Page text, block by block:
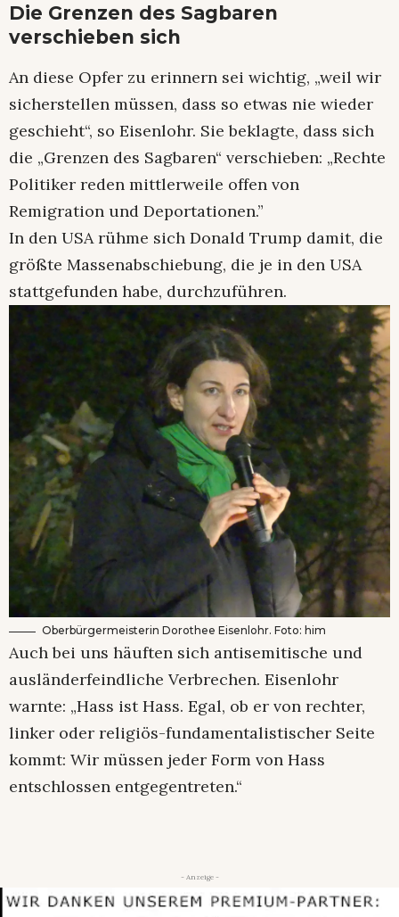
Die Grenzen des Sagbaren
verschieben sich
An diese Opfer zu erinnern sei wichtig, „weil wir
sicherstellen müssen, dass so etwas nie wieder
geschieht“, so Eisenlohr. Sie beklagte, dass sich
die „Grenzen des Sagbaren“ verschieben: „Rechte
Politiker reden mittlerweile offen von
Remigration und Deportationen.”
In den USA rühme sich Donald Trump damit, die
größte Massenabschiebung, die je in den USA
stattgefunden habe, durchzuführen.
Oberbürgermeisterin Dorothee Eisenlohr. Foto: him
Auch bei uns häuften sich antisemitische und
ausländerfeindliche Verbrechen. Eisenlohr
warnte: „Hass ist Hass. Egal, ob er von rechter,
linker oder religiös-fundamentalistischer Seite
kommt: Wir müssen jeder Form von Hass
entschlossen entgegentreten.“
- Anzeige -